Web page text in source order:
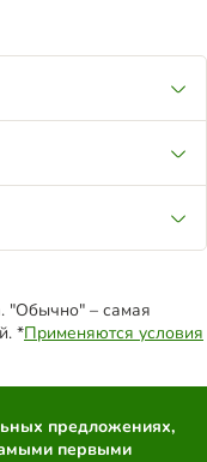
"Обычно" – самая
*Применяются условия
предложениях,
первыми